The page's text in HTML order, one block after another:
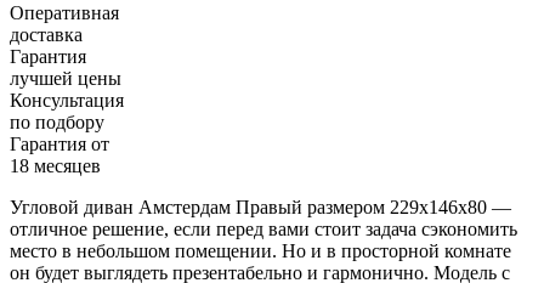
Оперативная
доставка
Гарантия
лучшей цены
Консультация
по подбору
Гарантия от
18 месяцев
Угловой диван Амстердам Правый размером 229x146x80 —
отличное решение, если перед вами стоит задача сэкономить
место в небольшом помещении. Но и в просторной комнате
он будет выглядеть презентабельно и гармонично. Модель с